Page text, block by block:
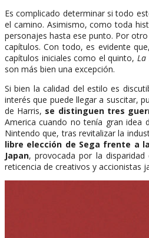
Es complicado determinar si todo
el camino. Asimismo, como toda
personajes hasta ese punto. Por
capítulos. Con todo, es evidente que,
capítulos iniciales como el quinto,
son más bien una excepción.
Si bien la calidad del estilo es
interés que puede llegar a suscitar,
de Harris, se distinguen tres
America cuando no tenía gran idea
Nintendo que, tras revitalizar la
libre elección de Sega frente a
Japan, provocada por la
reticencia de creativos y accionistas